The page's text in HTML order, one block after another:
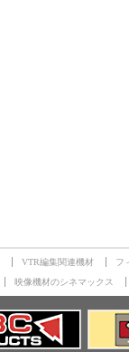
VTR編集関連機材
フ
映像機材のシネマックス